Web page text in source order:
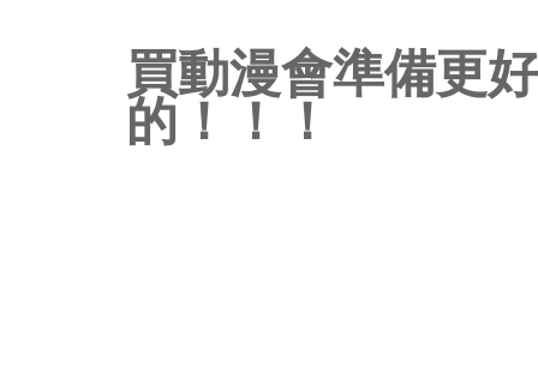
買動漫會準備更
的 ！ ！ ！